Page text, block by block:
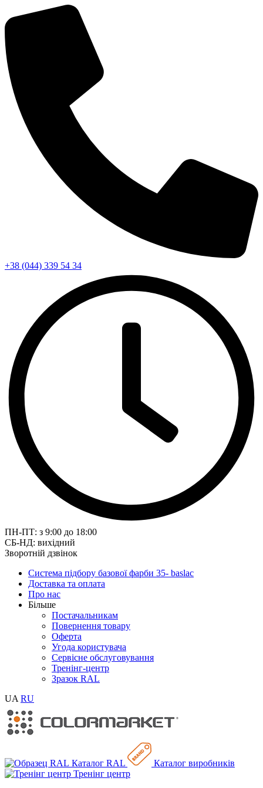
+38 (044) 339 54 34
ПН-ПТ: з 9:00 до 18:00
СБ-НД: вихідний
Зворотній дзвінок
Система підбору базової фарби 35- baslac
Доставка та оплата
Про нас
Більше
Постачальникам
Повернення товару
Оферта
Угода користувача
Сервісне обслуговування
Тренінг-центр
Зразок RAL
UA RU
Каталог RAL
Каталог виробників
Тренінг центр